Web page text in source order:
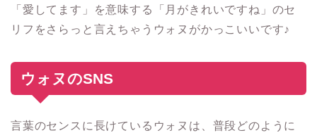
「愛してます」を意味する「月がきれいですね」のセ
リフをさらっと言えちゃうウォヌがかっこいいです♪
ウォヌのSNS
言葉のセンスに長けているウォヌは、普段どのように